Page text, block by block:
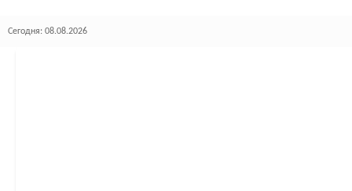
Сегодня: 08.08.2026